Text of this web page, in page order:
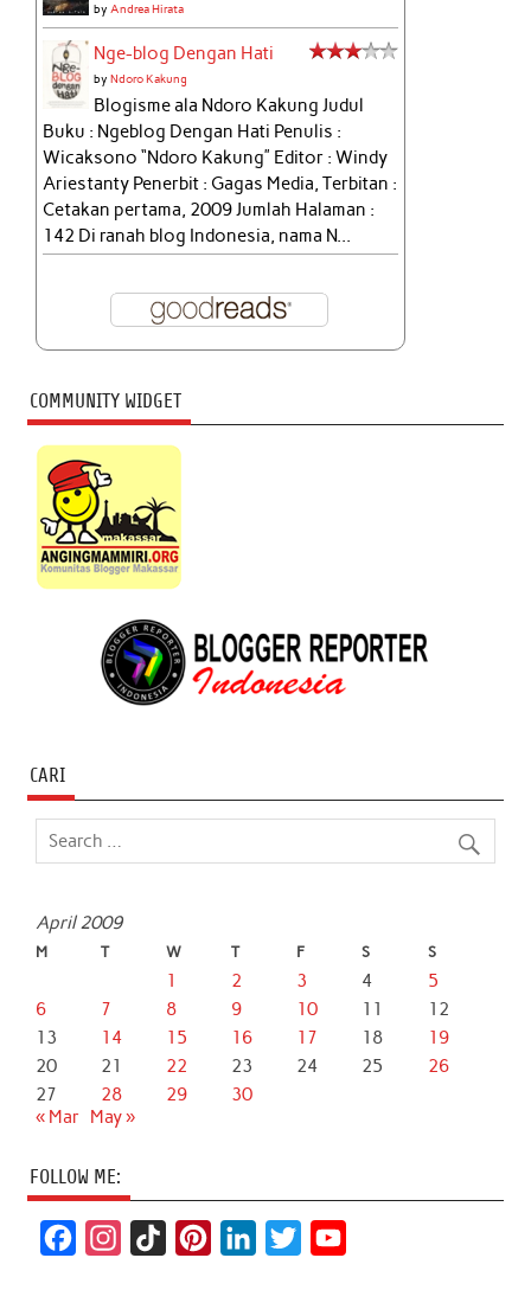
byAndrea Hirata
Nge-blog Dengan Hati
byNdoro Kakung
Blogisme ala Ndoro Kakung Judul
Buku : Ngeblog Dengan Hati Penulis :
Wicaksono “Ndoro Kakung” Editor : Windy
Ariestanty Penerbit : Gagas Media, Terbitan :
Cetakan pertama, 2009 Jumlah Halaman :
142 Di ranah blog Indonesia, nama N...
COMMUNITY WIDGET
CARI
April 2009
M T W T F S S
1 2 3 4
5
6
7 8 9 10 11
12
13
14 15 16 17 18
19
20
21 22 23 24 25
26
27
28 29
30
« Mar
May »
FOLLOW ME: